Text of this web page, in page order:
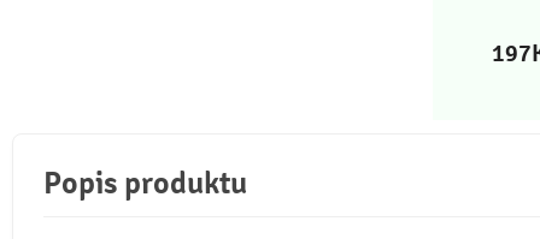
197
Popis produktu